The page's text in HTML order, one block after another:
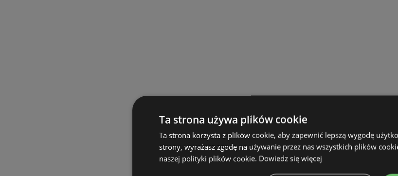
Ta strona używa plików cookie
Ta strona korzysta z plików cookie, aby zapewnić lepszą wygodę
strony, wyrażasz zgodę na używanie przez nas wszystkich plików
naszej polityki plików cookie. Dowiedz się więcej